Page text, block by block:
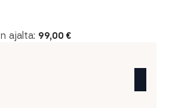
ajalta: 99,00 €